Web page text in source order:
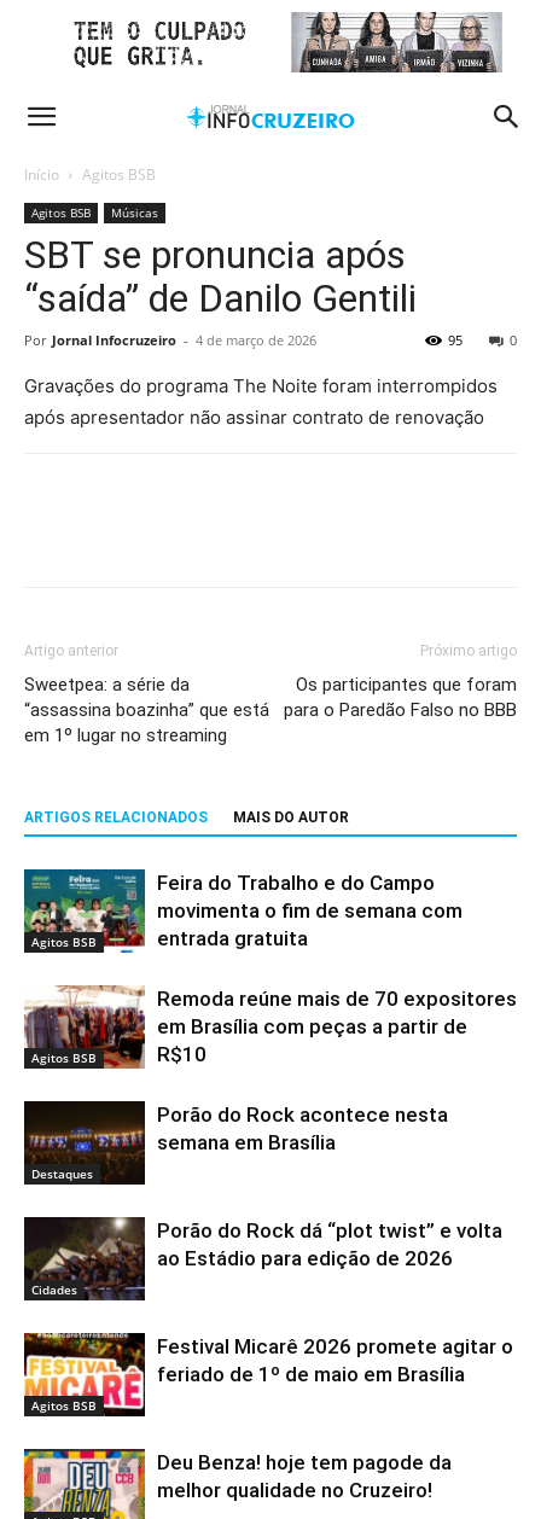
Início Agitos BSB
Agitos BSB Músicas
SBT se pronuncia após
“saída” de Danilo Gentili
Por Jornal Infocruzeiro - 4 de março de 2026 0
95
Gravações do programa The Noite foram interrompidos
após apresentador não assinar contrato de renovação
Artigo anterior
Sweetpea: a série da
“assassina boazinha” que está
em 1º lugar no streaming
Próximo artigo
Os participantes que foram
para o Paredão Falso no BBB
ARTIGOS RELACIONADOS MAIS DO AUTOR
Agitos BSB
Feira do Trabalho e do Campo
movimenta o fim de semana com
entrada gratuita
Agitos BSB
Remoda reúne mais de 70 expositores
em Brasília com peças a partir de
R$10
Destaques
Porão do Rock acontece nesta
semana em Brasília
Cidades
Porão do Rock dá “plot twist” e volta
ao Estádio para edição de 2026
Agitos BSB
Festival Micarê 2026 promete agitar o
feriado de 1º de maio em Brasília
Deu Benza! hoje tem pagode da
melhor qualidade no Cruzeiro!